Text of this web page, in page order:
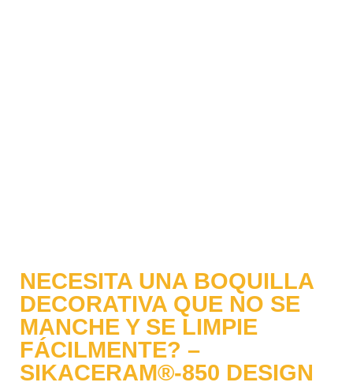
NECESITA UNA BOQUILLA
DECORATIVA QUE NO SE
MANCHE Y SE LIMPIE
FÁCILMENTE? –
SIKACERAM®-850 DESIGN